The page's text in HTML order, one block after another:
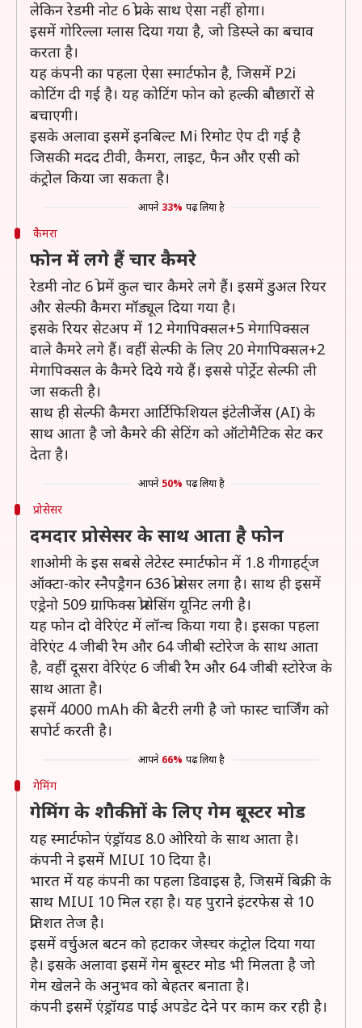
लेकिन रेडमी नोट 6 प्रो के साथ ऐसा नहीं होगा।
इसमें गोरिल्ला ग्लास दिया गया है, जो डिस्प्ले का बचाव
करता है।
यह कंपनी का पहला ऐसा स्मार्टफोन है, जिसमें P2i
कोटिंग दी गई है। यह कोटिंग फोन को हल्की बौछारों से
बचाएगी।
इसके अलावा इसमें इनबिल्ट Mi रिमोट ऐप दी गई है
जिसकी मदद टीवी, कैमरा, लाइट, फैन और एसी को
कंट्रोल किया जा सकता है।
आपने 33% पढ़ लिया है
कैमरा
फोन में लगे हैं चार कैमरे
रेडमी नोट 6 प्रो में कुल चार कैमरे लगे हैं। इसमें डुअल रियर
और सेल्फी कैमरा मॉड्यूल दिया गया है।
इसके रियर सेटअप में 12 मेगापिक्सल+5 मेगापिक्सल
वाले कैमरे लगे हैं। वहीं सेल्फी के लिए 20 मेगापिक्सल+2
मेगापिक्सल के कैमरे दिये गये हैं। इससे पोर्ट्रेट सेल्फी ली
जा सकती है।
साथ ही सेल्फी कैमरा आर्टिफिशियल इंटेलीजेंस (AI) के
साथ आता है जो कैमरे की सेटिंग को ऑटोमैटिक सेट कर
देता है।
आपने 50% पढ़ लिया है
प्रोसेसर
दमदार प्रोसेसर के साथ आता है फोन
शाओमी के इस सबसे लेटेस्ट स्मार्टफोन में 1.8 गीगाहर्ट्ज
ऑक्टा-कोर स्नैपड्रैगन 636 प्रोसेसर लगा है। साथ ही इसमें
एड्रेनो 509 ग्राफिक्स प्रोसेसिंग यूनिट लगी है।
यह फोन दो वेरिएंट में लॉन्च किया गया है। इसका पहला
वेरिएंट 4 जीबी रैम और 64 जीबी स्टोरेज के साथ आता
है, वहीं दूसरा वेरिएंट 6 जीबी रैम और 64 जीबी स्टोरेज के
साथ आता है।
इसमें 4000 mAh की बैटरी लगी है जो फास्ट चार्जिंग को
सपोर्ट करती है।
आपने 66% पढ़ लिया है
गेमिंग
गेमिंग के शौकीनों के लिए गेम बूस्टर मोड
यह स्मार्टफोन एंड्रॉयड 8.0 ओरियो के साथ आता है।
कंपनी ने इसमें MIUI 10 दिया है।
भारत में यह कंपनी का पहला डिवाइस है, जिसमें बिक्री के
साथ MIUI 10 मिल रहा है। यह पुराने इंटरफेस से 10
प्रतिशत तेज है।
इसमें वर्चुअल बटन को हटाकर जेस्चर कंट्रोल दिया गया
है। इसके अलावा इसमें गेम बूस्टर मोड भी मिलता है जो
गेम खेलने के अनुभव को बेहतर बनाता है।
कंपनी इसमें एंड्रॉयड पाई अपडेट देने पर काम कर रही है।